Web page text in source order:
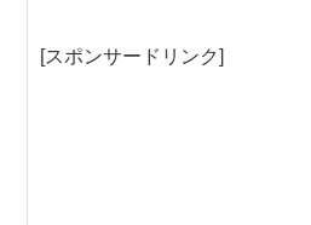
[スポンサードリンク]